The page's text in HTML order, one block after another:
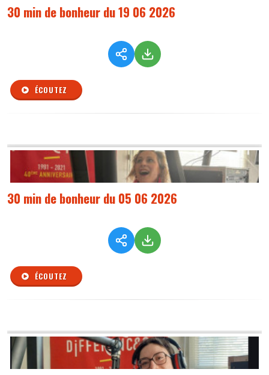
30 min de bonheur du 19 06 2026
ÉCOUTEZ
30 min de bonheur du 05 06 2026
ÉCOUTEZ